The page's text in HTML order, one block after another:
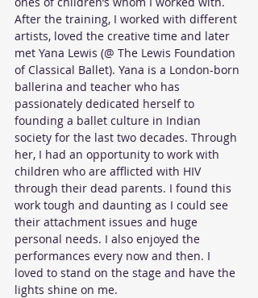
After the training, I worked with different
artists, loved the creative time and later
met Yana Lewis (@ The Lewis Foundation
of Classical Ballet). Yana is a London-born
ballerina and teacher who has
passionately dedicated herself to
founding a ballet culture in Indian
society for the last two decades. Through
her, I had an opportunity to work with
children who are afflicted with HIV
through their dead parents. I found this
work tough and daunting as I could see
their attachment issues and huge
personal needs. I also enjoyed the
performances every now and then. I
loved to stand on the stage and have the
lights shine on me.